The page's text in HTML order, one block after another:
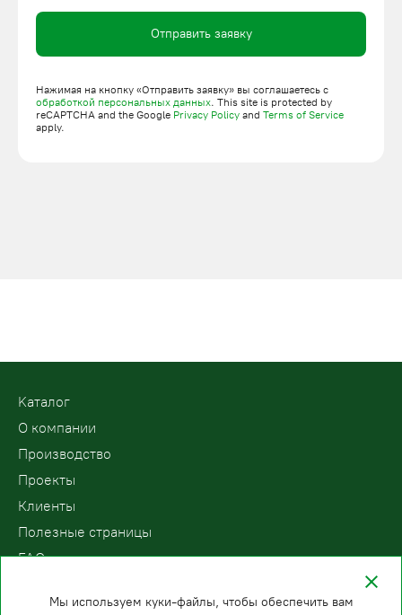
Отправить заявку
Нажимая на кнопку «Отправить заявку» вы соглашаетесь с
обработкой персональных данных. This site is protected by
reCAPTCHA and the Google Privacy Policy and Terms of Service
apply.
Kаталог
О компании
Производство
Проекты
Клиенты
Полезные страницы
FAQ
Мы используем куки-файлы, чтобы обеспечить вам